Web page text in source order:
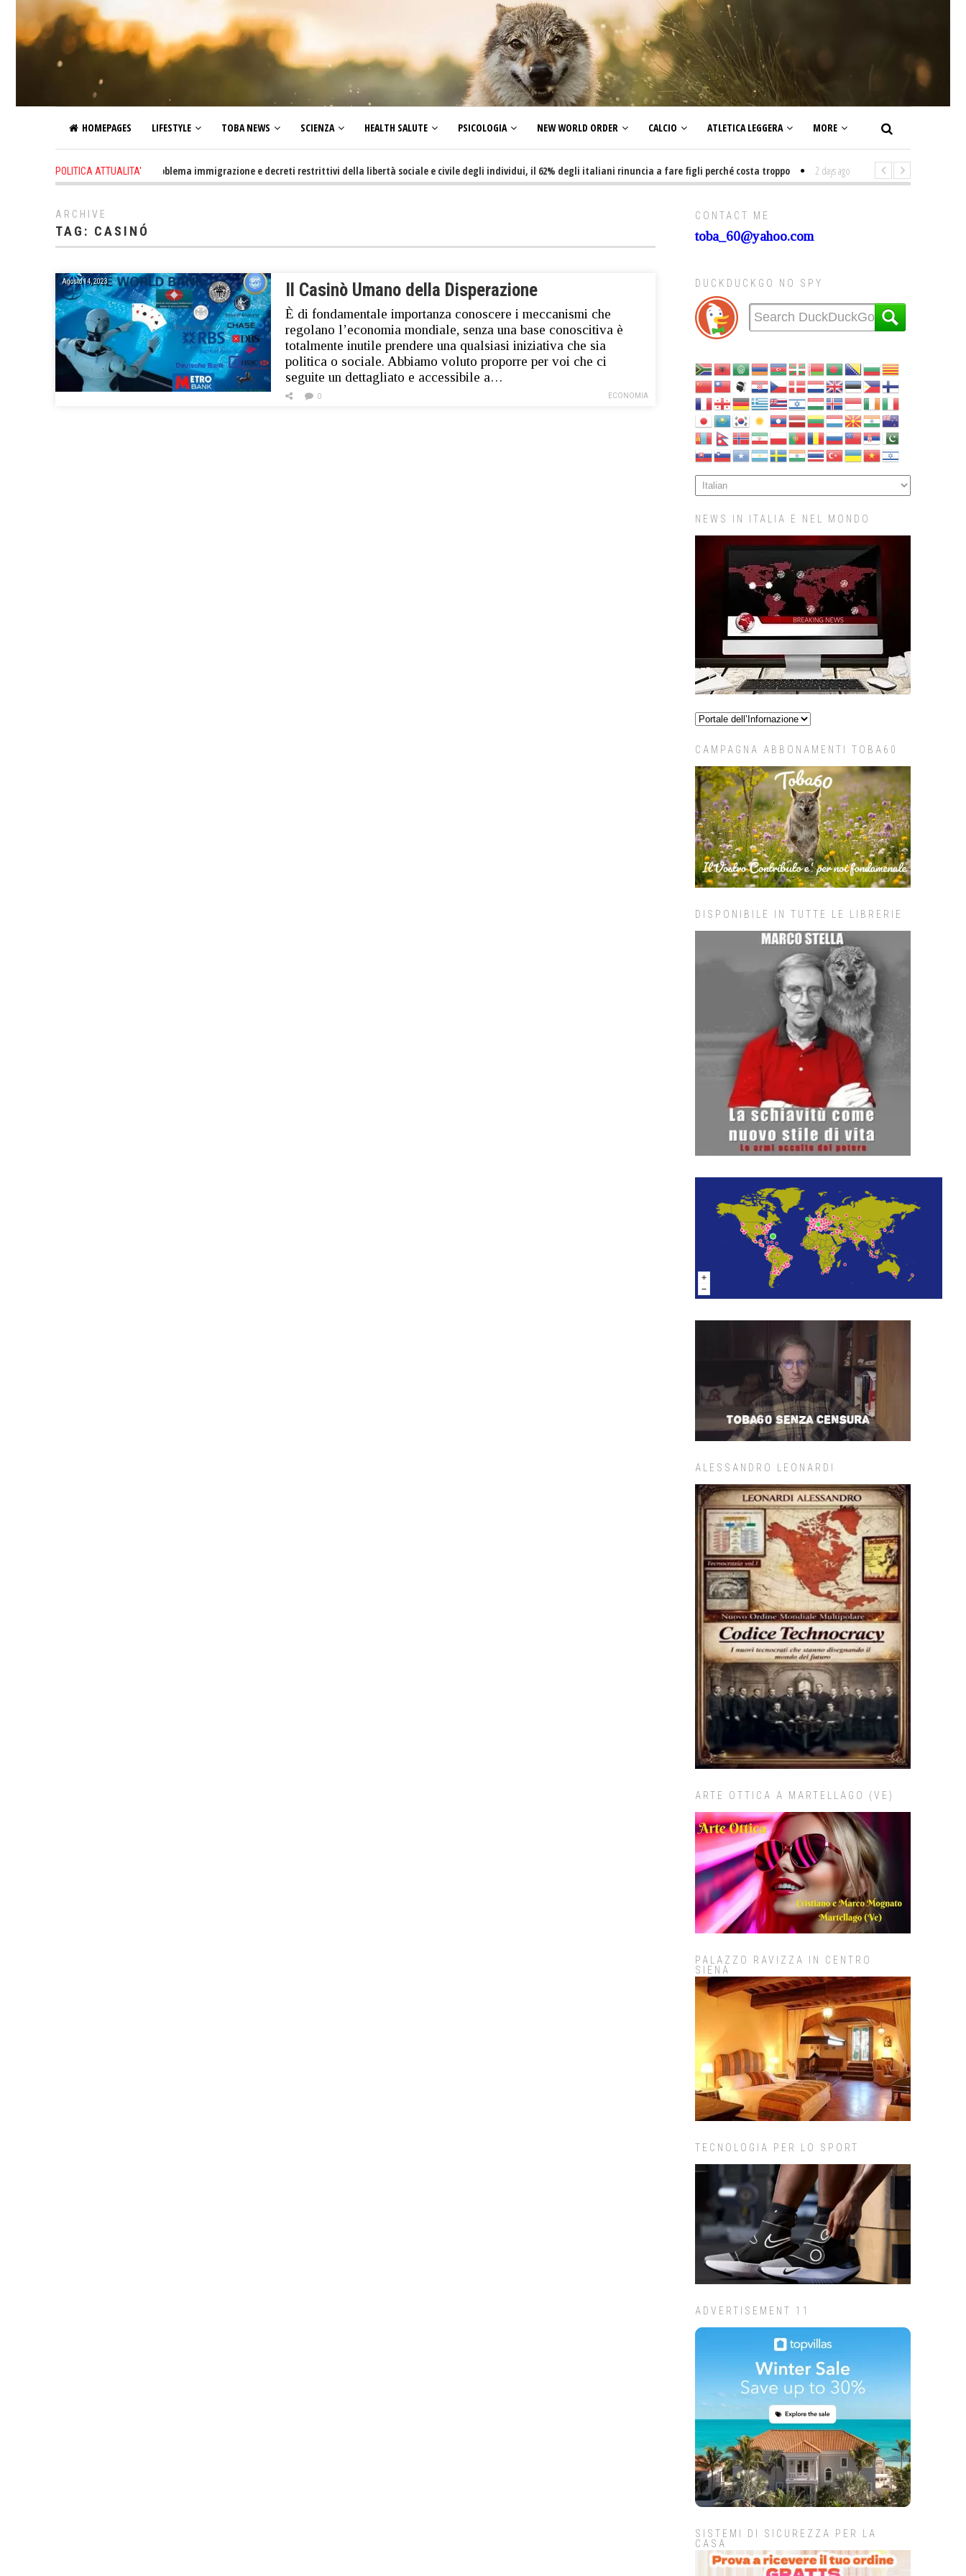
HOMEPAGES LIFESTYLE TOBA NEWS SCIENZA HEALTH SALUTE PSICOLOGIA NEW WORLD ORDER CALCIO ATLETICA LEGGERA MORE
POLITICA ATTUALITA'
1 day ago - Altro che problema immigrazione e decreti restrittivi della libertà sociale e civile degli individui, il 62% degli italiani rinuncia a fare figli perché costa troppo 2 days ago - Non mi interesso di politica
ARCHIVE
TAG: CASINÓ
Agosto 14, 2023 Il Casinò Umano della Disperazione
È di fondamentale importanza conoscere i meccanismi che
regolano l’economia mondiale, senza una base conoscitiva è
totalmente inutile prendere una qualsiasi iniziativa che sia
politica o sociale. Abbiamo voluto proporre per voi che ci
seguite un dettagliato e accessibile a…
ECONOMIA
0
CONTACT ME
toba_60@yahoo.com
DUCKDUCKGO NO SPY
NEWS IN ITALIA E NEL MONDO
CAMPAGNA ABBONAMENTI TOBA60
DISPONIBILE IN TUTTE LE LIBRERIE
ALESSANDRO LEONARDI
ARTE OTTICA A MARTELLAGO (VE)
PALAZZO RAVIZZA IN CENTRO
SIENA
TECNOLOGIA PER LO SPORT
ADVERTISEMENT 11
SISTEMI DI SICUREZZA PER LA
CASA